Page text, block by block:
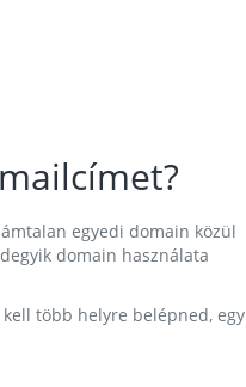
egyedi domain közül
domain használata
több helyre belépned, egy